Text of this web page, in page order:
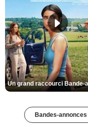
Bandes-